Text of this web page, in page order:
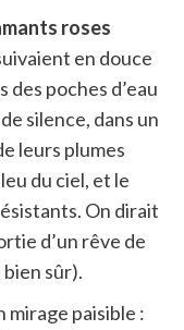
roses
en douce
des poches d’eau
silence, dans un
leurs plumes
du ciel, et le
On dirait
d’un rêve de
sûr).
mirage paisible :